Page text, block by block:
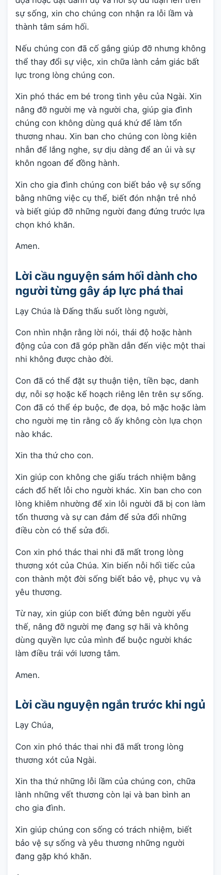
sự sống, xin cho chúng con nhận ra lỗi lầm và
thành tâm sám hối.
Nếu chúng con đã cố gắng giúp đỡ nhưng không
thể thay đổi sự việc, xin chữa lành cảm giác bất
lực trong lòng chúng con.
Xin phó thác em bé trong tình yêu của Ngài. Xin
nâng đỡ người mẹ và người cha, giúp gia đình
chúng con không dùng quá khứ để làm tổn
thương nhau. Xin ban cho chúng con lòng kiên
nhẫn để lắng nghe, sự dịu dàng để an ủi và sự
khôn ngoan để đồng hành.
Xin cho gia đình chúng con biết bảo vệ sự sống
bằng những việc cụ thể, biết đón nhận trẻ nhỏ
và biết giúp đỡ những người đang đứng trước lựa
chọn khó khăn.
Amen.
Lời cầu nguyện sám hối dành cho
người từng gây áp lực phá thai
Lạy Chúa là Đấng thấu suốt lòng người,
Con nhìn nhận rằng lời nói, thái độ hoặc hành
động của con đã góp phần dẫn đến việc một thai
nhi không được chào đời.
Con đã có thể đặt sự thuận tiện, tiền bạc, danh
dự, nỗi sợ hoặc kế hoạch riêng lên trên sự sống.
Con đã có thể ép buộc, đe dọa, bỏ mặc hoặc làm
cho người mẹ tin rằng cô ấy không còn lựa chọn
nào khác.
Xin tha thứ cho con.
Xin giúp con không che giấu trách nhiệm bằng
cách đổ hết lỗi cho người khác. Xin ban cho con
lòng khiêm nhường để xin lỗi người đã bị con làm
tổn thương và sự can đảm để sửa đổi những
điều còn có thể sửa đổi.
Con xin phó thác thai nhi đã mất trong lòng
thương xót của Chúa. Xin biến nỗi hối tiếc của
con thành một đời sống biết bảo vệ, phục vụ và
yêu thương.
Từ nay, xin giúp con biết đứng bên người yếu
thế, nâng đỡ người mẹ đang sợ hãi và không
dùng quyền lực của mình để buộc người khác
làm điều trái với lương tâm.
Amen.
Lời cầu nguyện ngắn trước khi ngủ
Lạy Chúa,
Con xin phó thác thai nhi đã mất trong lòng
thương xót của Ngài.
Xin tha thứ những lỗi lầm của chúng con, chữa
lành những vết thương còn lại và ban bình an
cho gia đình.
Xin giúp chúng con sống có trách nhiệm, biết
bảo vệ sự sống và yêu thương những người
đang gặp khó khăn.